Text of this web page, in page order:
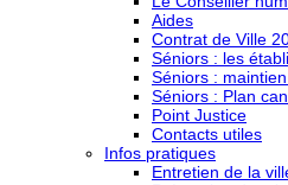
Aides
Contrat de Ville
Séniors : les
Séniors :
Séniors : Plan
Point Justice
Contacts utiles
Infos pratiques
Entretien de la